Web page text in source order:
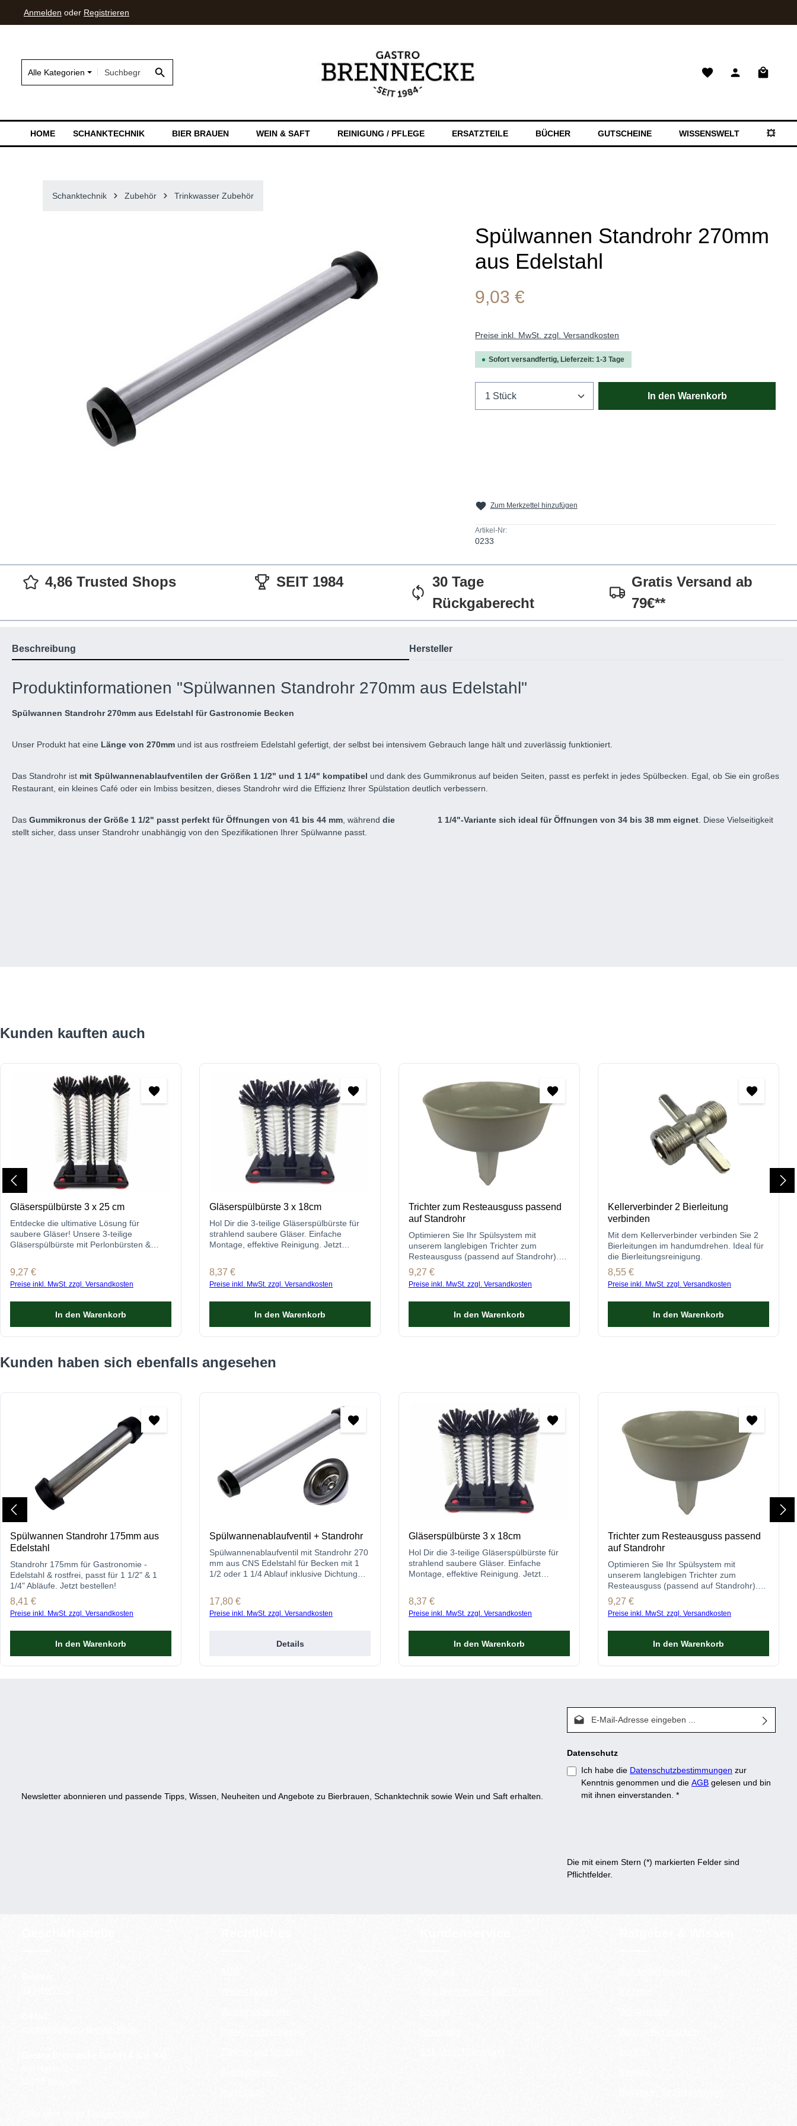
Zur Hauptnavigation springen
Anmelden oder Registrieren
Alle Kategorien
HOME SCHANKTECHNIK BIER BRAUEN WEIN & SAFT REINIGUNG / PFLEGE ERSATZTEILE BÜCHER GUTSCHEINE WISSENSWELT 💥
Schanktechnik Zubehör Trinkwasser Zubehör
Spülwannen Standrohr 270mm
aus Edelstahl
9,03 €
Preise inkl. MwSt. zzgl. Versandkosten
Sofort versandfertig, Lieferzeit: 1-3 Tage
Produkt Anzahl: Gib den gewünschten Wert ein
In den Warenkorb
Zum Merkzettel hinzufügen
Artikel-Nr:
0233
4,86 Trusted Shops SEIT 1984
30 Tage
Rückgaberecht
Gratis Versand ab
79€**
Beschreibung Hersteller
Produktinformationen "Spülwannen Standrohr 270mm aus Edelstahl"
Spülwannen Standrohr 270mm aus Edelstahl für Gastronomie Becken
Unser Produkt hat eine Länge von 270mm und ist aus rostfreiem Edelstahl gefertigt, der selbst bei intensivem Gebrauch lange hält und zuverlässig funktioniert.
Das Standrohr ist mit Spülwannenablaufventilen der Größen 1 1/2" und 1 1/4" kompatibel und dank des Gummikronus auf beiden Seiten, passt es perfekt in jedes Spülbecken. Egal, ob Sie ein großes
Restaurant, ein kleines Café oder ein Imbiss besitzen, dieses Standrohr wird die Effizienz Ihrer Spülstation deutlich verbessern.
Das Gummikronus der Größe 1 1/2" passt perfekt für Öffnungen von 41 bis 44 mm, während die 1 1/4"-Variante sich ideal für Öffnungen von 34 bis 38 mm eignet. Diese Vielseitigkeit
stellt sicher, dass unser Standrohr unabhängig von den Spezifikationen Ihrer Spülwanne passt.
Produktgalerie überspringen
Kunden kauften auch
Gläserspülbürste 3 x 25 cm
Entdecke die ultimative Lösung für
saubere Gläser! Unsere 3-teilige
Gläserspülbürste mit Perlonbürsten &
Regulärer Preis:
9,27 €
Preise inkl. MwSt. zzgl. Versandkosten
In den Warenkorb
Gläserspülbürste 3 x 18cm
Hol Dir die 3-teilige Gläserspülbürste für
strahlend saubere Gläser. Einfache
Montage, effektive Reinigung. Jetzt
Regulärer Preis:
8,37 €
Preise inkl. MwSt. zzgl. Versandkosten
In den Warenkorb
Trichter zum Resteausguss passend
auf Standrohr
Optimieren Sie Ihr Spülsystem mit
unserem langlebigen Trichter zum
Resteausguss (passend auf Standrohr).
Einfach zu bedienen, sauber & effizient!
Regulärer Preis:
9,27 €
Preise inkl. MwSt. zzgl. Versandkosten
In den Warenkorb
Kellerverbinder 2 Bierleitung
verbinden
Mit dem Kellerverbinder verbinden Sie 2
Bierleitungen im handumdrehen. Ideal für
die Bierleitungsreinigung.
Regulärer Preis:
8,55 €
Preise inkl. MwSt. zzgl. Versandkosten
In den Warenkorb
Produktgalerie überspringen
Kunden haben sich ebenfalls angesehen
Spülwannen Standrohr 175mm aus
Edelstahl
Standrohr 175mm für Gastronomie -
Edelstahl & rostfrei, passt für 1 1/2" & 1
1/4" Abläufe. Jetzt bestellen!
Regulärer Preis:
8,41 €
Preise inkl. MwSt. zzgl. Versandkosten
In den Warenkorb
Spülwannenablaufventil + Standrohr
Spülwannenablaufventil mit Standrohr 270
mm aus CNS Edelstahl für Becken mit 1
1/2 oder 1 1/4 Ablauf inklusive Dichtung
Regulärer Preis:
17,80 €
Preise inkl. MwSt. zzgl. Versandkosten
Details
Gläserspülbürste 3 x 18cm
Hol Dir die 3-teilige Gläserspülbürste für
strahlend saubere Gläser. Einfache
Montage, effektive Reinigung. Jetzt
Regulärer Preis:
8,37 €
Preise inkl. MwSt. zzgl. Versandkosten
In den Warenkorb
Trichter zum Resteausguss passend
auf Standrohr
Optimieren Sie Ihr Spülsystem mit
unserem langlebigen Trichter zum
Resteausguss (passend auf Standrohr).
Einfach zu bedienen, sauber & effizient!
Regulärer Preis:
9,27 €
Preise inkl. MwSt. zzgl. Versandkosten
In den Warenkorb
Newsletter abonnieren und passende Tipps, Wissen, Neuheiten und Angebote zu Bierbrauen, Schanktechnik sowie Wein und Saft erhalten.
E-Mail-Adresse*
Datenschutz
Ich habe die Datenschutzbestimmungen zur
Kenntnis genommen und die AGB gelesen und bin
mit ihnen einverstanden. *
Die mit einem Stern (*) markierten Felder sind
Pflichtfelder.